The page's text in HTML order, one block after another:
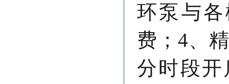
环泵与
费；4、
分时段开